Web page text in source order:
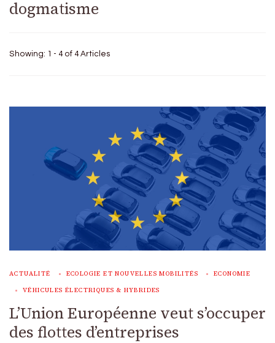
dogmatisme
Showing: 1 - 4 of 4 Articles
ACTUALITÉ ECOLOGIE ET NOUVELLES MOBILITÉS ECONOMIE
VÉHICULES ÉLECTRIQUES & HYBRIDES
L’Union Européenne veut s’occuper
des flottes d’entreprises